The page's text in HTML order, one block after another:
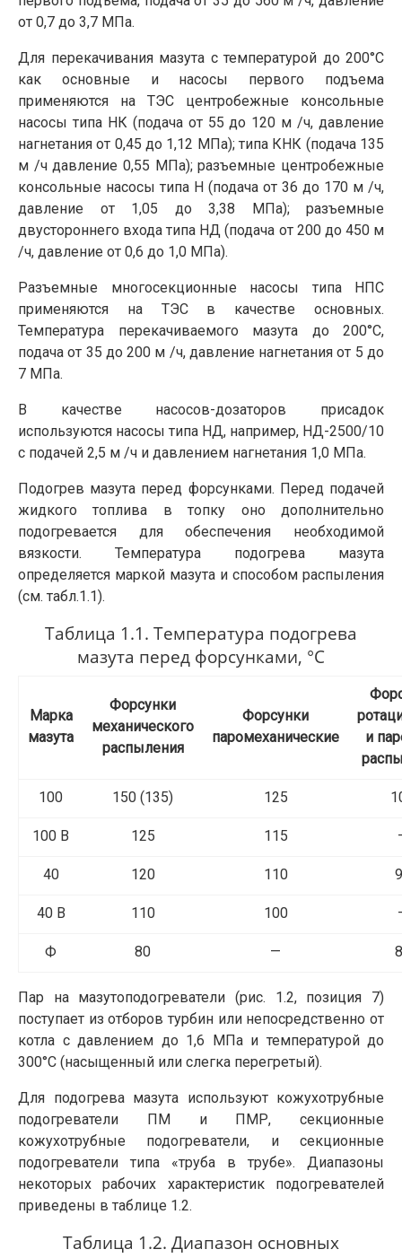
от 0,7 до 3,7 МПа.
Для перекачивания мазута с температурой до 200°С
как основные и насосы первого подъема
применяются на ТЭС центробежные консольные
насосы типа НК (подача от 55 до 120 м /ч, давление
нагнетания от 0,45 до 1,12 МПа); типа КНК (подача 135
м /ч давление 0,55 МПа); разъемные центробежные
кон­сольные насосы типа Н (подача от 36 до 170 м /ч,
давление от 1,05 до 3,38 МПа); разъемные
двустороннего входа типа НД (подача от 200 до 450 м
/ч, дав­ление от 0,6 до 1,0 МПа).
Разъемные многосекционные насосы типа НПС
применяются на ТЭС в качестве основных.
Температура перекачиваемого мазута до 200°С,
подача от 35 до 200 м /ч, давление нагнетания от 5 до
7 МПа.
В качестве насосов-дозаторов присадок
используются насосы типа НД, например, НД-2500/10
с подачей 2,5 м /ч и давлением нагнетания 1,0 МПа.
Подогрев мазута перед форсунками. Перед подачей
жидкого топлива в топку оно дополнительно
подогревается для обеспечения необходимой
вязкости. Температура подогрева мазута
определяется маркой мазута и способом распыления
(см. табл.1.1).
Таблица 1.1. Температура подогрева
мазута перед форсунками, °С
Марка
мазута
Форсунки
механического
распыления
Форсунки
паромеханические
и
100 150 (135) 125
100 В 125 115
40 120 110
40 В 110 100
Ф 80 —
Пар на мазутоподогреватели (рис. 1.2, позиция 7)
поступает из отборов турбин или непосредственно от
котла с давлением до 1,6 МПа и температурой до
300°С (насыщенный или слегка перегретый).
Для подогрева мазута используют кожухотрубные
подогреватели ПМ и ПМР, секционные
кожухотрубные подогреватели, и секционные
подогреватели типа «труба в трубе». Диапазоны
некоторых рабочих характеристик подогревателей
приведены в таблице 1.2.
Таблица 1.2. Диапазон основных